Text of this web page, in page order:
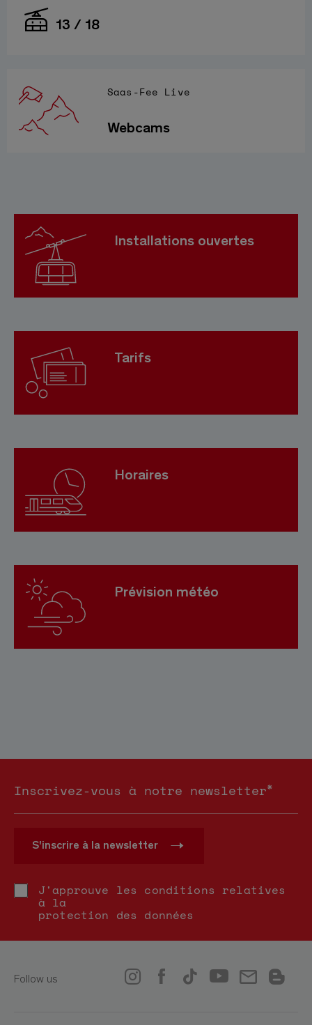
13 / 18
Saas-Fee Live
Webcams
Installations ouvertes
Tarifs
Horaires
Prévision météo
Inscrivez-vous à notre newsletter*
S'inscrire à la newsletter
J'approuve les conditions relatives
à la
protection des données
Follow us